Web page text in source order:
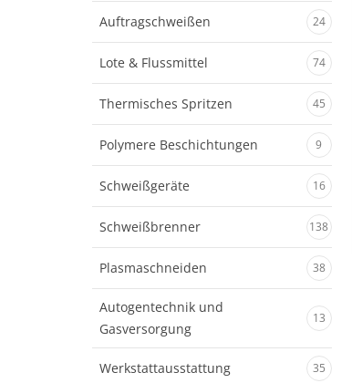
Auftragschweißen 24
Lote & Flussmittel 74
Thermisches Spritzen 45
Polymere Beschichtungen 9
Schweißgeräte 16
Schweißbrenner 138
Plasmaschneiden 38
Autogentechnik und
Gasversorgung
13
Werkstattausstattung 35